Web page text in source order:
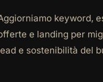
keyword,
e landing per
e sostenibilità del